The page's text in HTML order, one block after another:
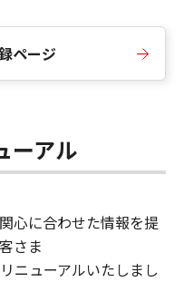
ページ
ーアル
心に合わせた情報を提
さま
ニューアルいたしまし